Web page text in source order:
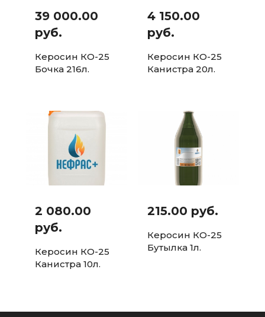
39 000.00
руб.
Керосин КО-25
Бочка 216л.
4 150.00
руб.
Керосин КО-25
Канистра 20л.
2 080.00
руб.
Керосин КО-25
Канистра 10л.
215.00 руб.
Керосин КО-25
Бутылка 1л.